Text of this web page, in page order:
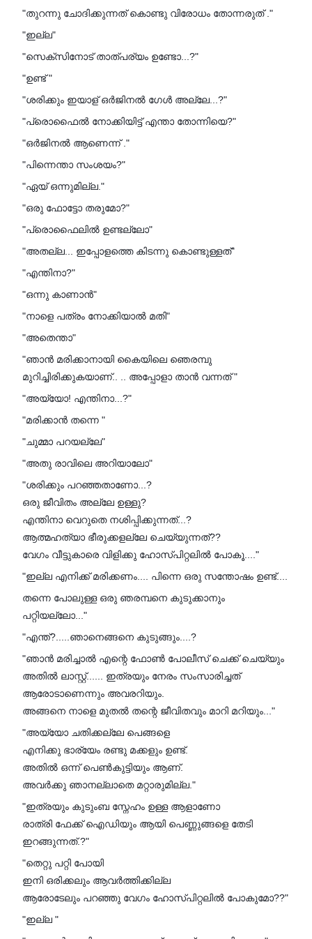
"തുറന്നു ചോദിക്കുന്നത് കൊണ്ടു വിരോധം തോന്നരുത് ."
"ഇല്ല"
"സെക്സിനോട് താത്പര്യം ഉണ്ടോ...?"
"ഉണ്ട് "
"ശരിക്കും ഇയാള് ഒർജിനൽ ഗേൾ അല്ലേ...?"
"പ്രൊഫൈൽ നോക്കിയിട്ട് എന്താ തോന്നിയെ?"
"ഒർജിനൽ ആണെന്ന് ."
"പിന്നെന്താ സംശയം?"
"ഏയ് ഒന്നുമില്ല."
"ഒരു ഫോട്ടോ തരുമോ?"
"പ്രൊഫൈലിൽ ഉണ്ടല്ലോ"
"അതല്ല... ഇപ്പോളത്തെ കിടന്നു കൊണ്ടുള്ളത്"
"എന്തിനാ?"
"ഒന്നു കാണാൻ"
"നാളെ പത്രം നോക്കിയാൽ മതി"
"അതെന്താ"
"ഞാൻ മരിക്കാനായി കൈയിലെ ഞെരമ്പു
മുറിച്ചിരിക്കുകയാണ്.. .. അപ്പോളാ താൻ വന്നത് "
"അയ്യോ! എന്തിനാ...?"
"മരിക്കാൻ തന്നെ "
"ചുമ്മാ പറയല്ലേ"
"അതു രാവിലെ അറിയാലോ"
"ശരിക്കും പറഞ്ഞതാണോ...?
ഒരു ജീവിതം അല്ലേ ഉള്ളു?
എന്തിനാ വെറുതെ നശിപ്പിക്കുന്നത്...?
ആത്മഹത്യാ ഭീരുക്കളല്ലേ ചെയ്യുന്നത്??
വേഗം വീട്ടുകാരെ വിളിക്കു ഹോസ്പിറ്റലിൽ പോകൂ...."
"ഇല്ല എനിക്ക് മരിക്കണം.... പിന്നെ ഒരു സന്തോഷം ഉണ്ട്....
തന്നെ പോലുള്ള ഒരു ഞരമ്പനെ കുടുക്കാനും
പറ്റിയല്ലോ..."
"എന്ത്?.....ഞാനെങ്ങനെ കുടുങ്ങും....?
"ഞാൻ മരിച്ചാൽ എന്റെ ഫോൺ പോലീസ് ചെക്ക് ചെയ്യും
അതിൽ ലാസ്റ്റ്...... ഇത്രയും നേരം സംസാരിച്ചത്
ആരോടാണെന്നും അവരറിയും.
അങ്ങനെ നാളെ മുതൽ തന്റെ ജീവിതവും മാറി മറിയും..."
"അയ്യോ ചതിക്കല്ലേ പെങ്ങളെ
എനിക്കു ഭാര്യേം രണ്ടു മക്കളും ഉണ്ട്.
അതിൽ ഒന്ന് പെൺകുട്ടിയും ആണ്.
അവർക്കു ഞാനല്ലാതെ മറ്റാരുമില്ല."
"ഇത്രയും കുടുംബ സ്നേഹം ഉള്ള ആളാണോ
രാത്രി ഫേക്ക് ഐഡിയും ആയി പെണ്ണുങ്ങളെ തേടി
ഇറങ്ങുന്നത്.?"
"തെറ്റു പറ്റി പോയി
ഇനി ഒരിക്കലും ആവർത്തിക്കില്ല
ആരോടേലും പറഞ്ഞു വേഗം ഹോസ്പിറ്റലിൽ പോകുമോ??"
"ഇല്ല "